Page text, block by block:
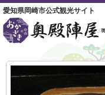
愛知県岡崎市公式観光サイト